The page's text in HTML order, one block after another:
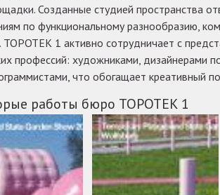
Созданные студией пространства
по функциональному разнообразию,
TOPOTEK 1 активно сотрудничает с
профессий: художниками, дизайнерами
что обогащает креативный
работы бюро TOPOTEK 1